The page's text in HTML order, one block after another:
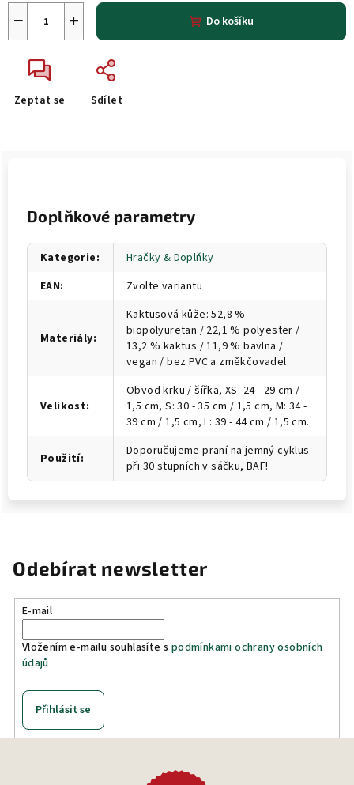
+
− Do košíku
Zeptat se Sdílet
Doplňkové parametry
Kategorie:
Hračky & Doplňky
EAN: Zvolte variantu
Materiály:
Kaktusová kůže: 52,8 %
biopolyuretan / 22,1 % polyester /
13,2 % kaktus / 11,9 % bavlna /
vegan / bez PVC a změkčovadel
Velikost:
Obvod krku / šířka, XS: 24 - 29 cm /
1,5 cm, S: 30 - 35 cm / 1,5 cm, M: 34 -
39 cm / 1,5 cm, L: 39 - 44 cm / 1,5 cm.
Použití:
Doporučujeme praní na jemný cyklus
při 30 stupních v sáčku, BAF!
Odebírat newsletter
E-mail
Vložením e-mailu souhlasíte s podmínkami ochrany osobních
údajů
Přihlásit se